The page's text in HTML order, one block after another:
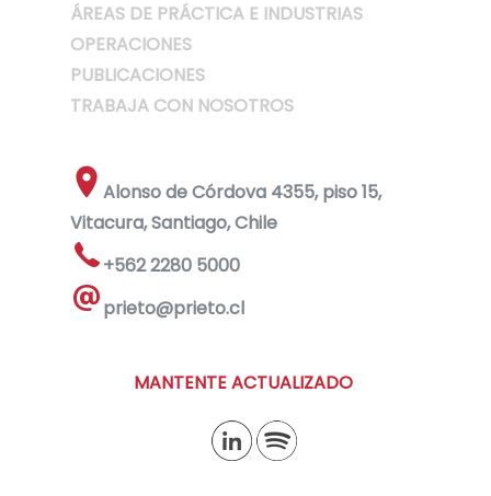
ÁREAS DE PRÁCTICA E INDUSTRIAS
OPERACIONES
PUBLICACIONES
TRABAJA CON NOSOTROS
Alonso de Córdova 4355, piso 15,
Vitacura, Santiago, Chile
+562 2280 5000
prieto@prieto.cl
MANTENTE ACTUALIZADO